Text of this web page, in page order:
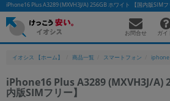
iPhone16 Plus A3289 (MXVH3J/A) 256GB ホワイト 【国内版
お問合せ ガイ
イオシス 【ホーム】 商品一覧 スマートフォン iphone
iPhone16 Plus A3289 (MXVH3J/A)
内版SIMフリー】かんたんパソコン検索に切り